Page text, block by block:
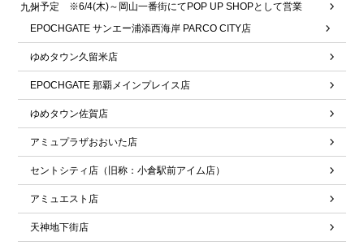
ン予定 ※6/4(木)～岡山一番街にてPOP UP SHOPとして営業
九州
EPOCHGATE サンエー浦添西海岸 PARCO CITY店
ゆめタウン久留米店
EPOCHGATE 那覇メインプレイス店
ゆめタウン佐賀店
アミュプラザおおいた店
セントシティ店（旧称：小倉駅前アイム店）
アミュエスト店
天神地下街店